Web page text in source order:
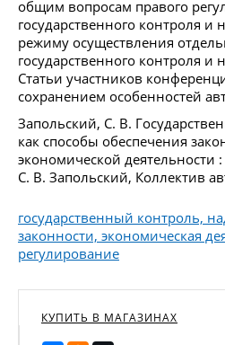
общим вопросам правого
государственного контроля и
режиму осуществления
государственного контроля и
Статьи участников
сохранением особенностей
Запольский, С. В.
как способы обеспечения
экономической деятельности
С. В. Запольский, Коллектив
государственный контроль,
законности, экономическая
регулирование
КУПИТЬ В МАГАЗИНАХ